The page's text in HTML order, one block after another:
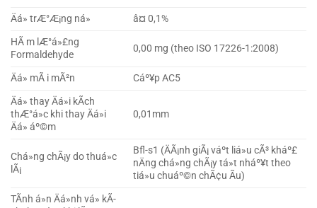
Äá» trÆ°Æ¡ng ná»
â¤ 0,1%
HÃ m lÆ°á»£ng
Formaldehyde
0,00 mg (theo ISO 17226-1:2008)
Äá» mÃ i mÃ²n
Cáº¥p AC5
Äá» thay Äá»i kÃ­ch
thÆ°á»c khi thay Äá»i
Äá» áº©m
0,01mm
Chá»ng chÃ¡y do thuá»c
lÃ¡
Bfl-s1 (ÄÃ¡nh giÃ¡ váº­t liá»u cÃ³ kháº£
nÄng chá»ng chÃ¡y tá»t nháº¥t theo
tiá»u chuáº©n chÃ¢u Ãu)
TÃ­nh á»n Äá»nh vá» kÃ­